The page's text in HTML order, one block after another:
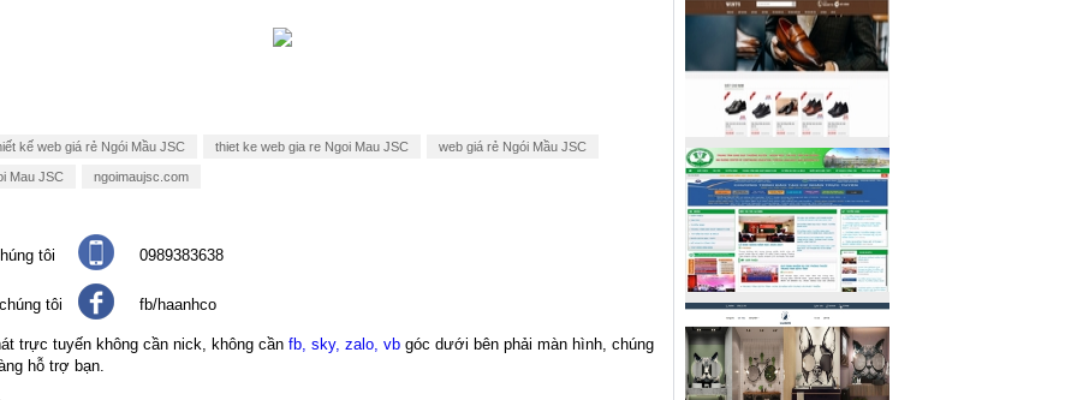
kế web giá rẻ Ngói Mầu JSC thiet ke web gia re Ngoi Mau JSC web giá rẻ Ngói Mầu JSC
Mau JSC ngoimaujsc.com
tôi 0989383638
tôi fb/haanhco
trực tuyến không cần nick, không cần fb, sky, zalo, vbgóc dưới bên phải màn hình, chúng
hỗ trợ bạn.